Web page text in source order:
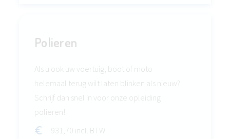
Polieren
Als u ook uw voertuig, boot of moto
helemaal terug wilt laten blinken als nieuw?
Schrijf dan snel in voor onze opleiding
polieren!
931,70 incl. BTW